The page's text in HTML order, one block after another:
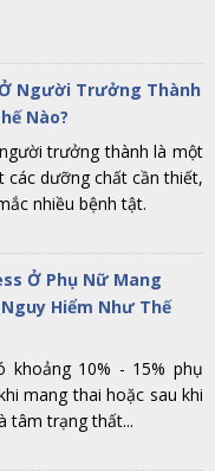
Người Trưởng Thành
Nào?
trưởng thành là một
các dưỡng chất cần thiết,
nhiều bệnh tật.
Ở Phụ Nữ Mang
Hiểm Như Thế
khoảng 10% - 15% phụ
mang thai hoặc sau khi
tâm trạng thất...